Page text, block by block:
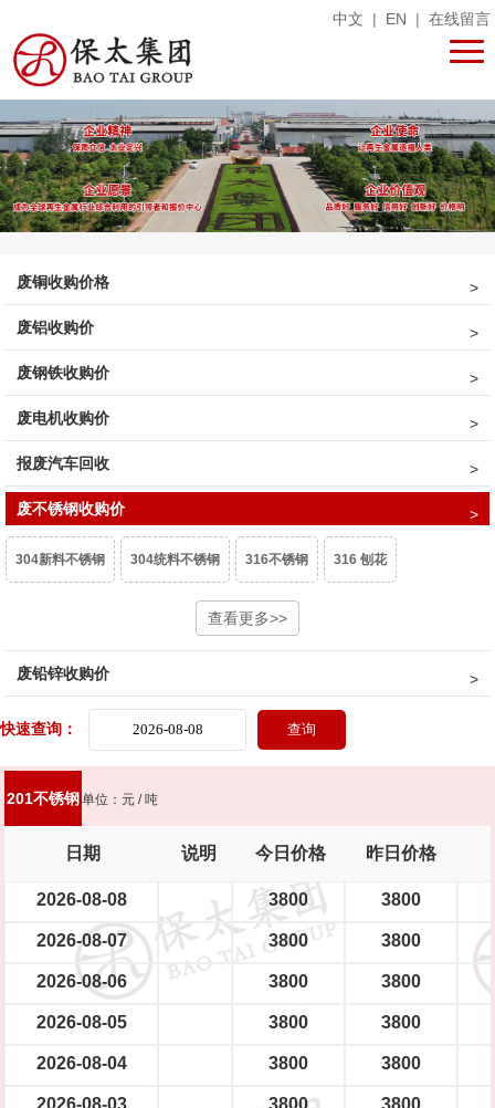
中文 | EN | 在线留言
废铜收购价格
废铝收购价
废钢铁收购价
废电机收购价
报废汽车回收
废不锈钢收购价
304新料不锈钢 304统料不锈钢 316不锈钢 316 刨花
201不锈钢
查看更多>>
废铅锌收购价
快速查询：
201不锈钢单位：元 / 吨
日期 说明 今日价格 昨日价格
2026-08-08 3800 3800
2026-08-07 3800 3800
2026-08-06 3800 3800
2026-08-05 3800 3800
2026-08-04 3800 3800
2026-08-03 3800 3800